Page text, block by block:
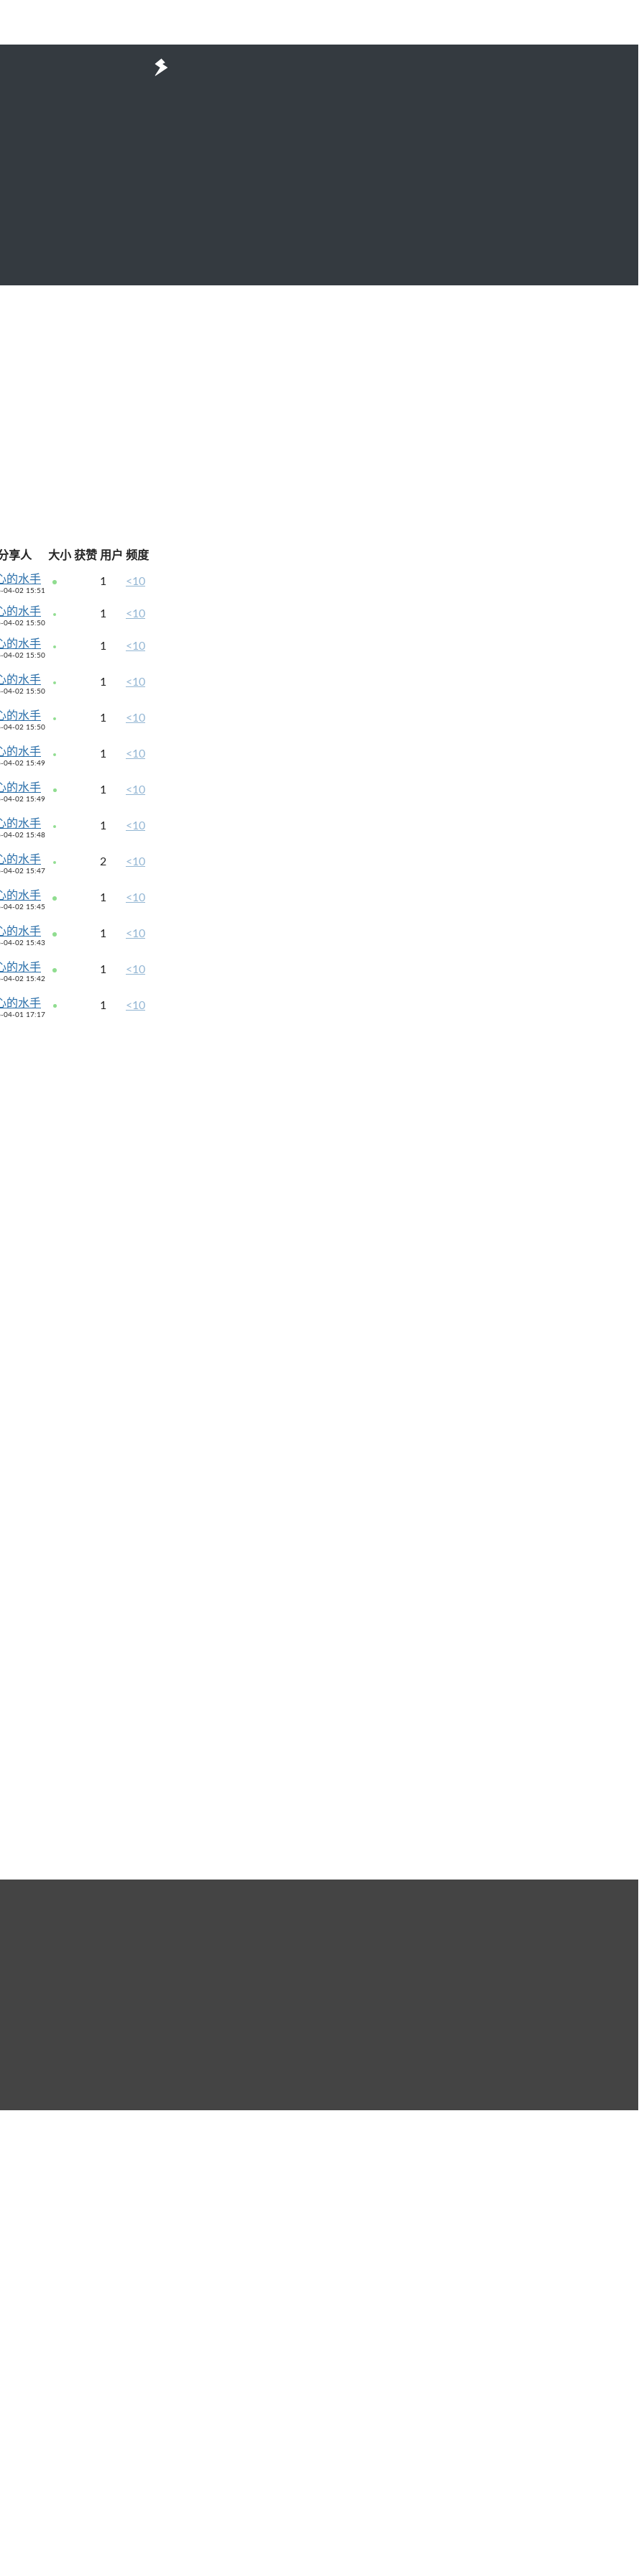
享人 大小 获赞 用户 频度
的水手
04-02 15:51
1 <10
的水手
04-02 15:50
1 <10
的水手
04-02 15:50
1 <10
的水手
04-02 15:50
1 <10
的水手
04-02 15:50
1 <10
的水手
04-02 15:49
1 <10
的水手
04-02 15:49
1 <10
的水手
04-02 15:48
1 <10
的水手
04-02 15:47
2 <10
的水手
04-02 15:45
1 <10
的水手
04-02 15:43
1 <10
的水手
04-02 15:42
1 <10
的水手
04-01 17:17
1 <10